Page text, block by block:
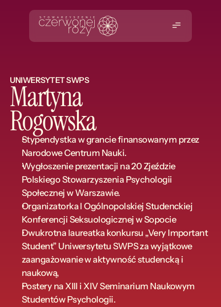
UNIWERSYTET SWPS
Martyna
Rogowska
Stypendystka w grancie finansowanym przez
Narodowe Centrum Nauki.
Wygłoszenie prezentacji na 20 Zjeździe
Polskiego Stowarzyszenia Psychologii
Społecznej w Warszawie.
Organizatorka I Ogólnopolskiej Studenckiej
Konferencji Seksuologicznej w Sopocie
Dwukrotna laureatka konkursu „Very Important
Student” Uniwersytetu SWPS za wyjątkowe
zaangażowanie w aktywność studencką i
naukową,
Postery na XIII i XIV Seminarium Naukowym
Studentów Psychologii.